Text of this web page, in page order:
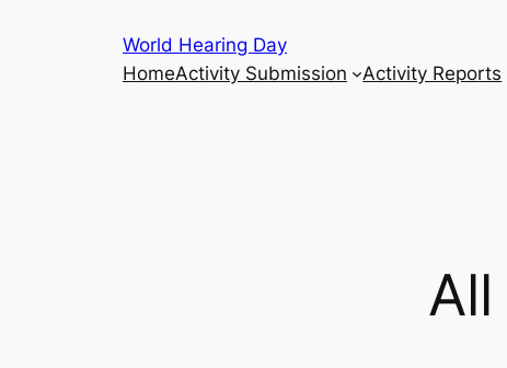
World Hearing Day
HomeActivity Submission Activity Reports